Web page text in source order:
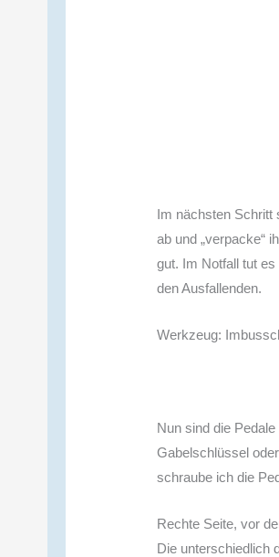
Im nächsten Schritt
ab und „verpacke“
gut. Im Notfall tut
den Ausfallenden.
Werkzeug:
Nun sind die
Gabelschlüssel
schraube ich die
Rechte Seite, vor
Die unterschiedlich